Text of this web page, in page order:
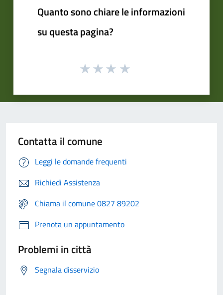
Quanto sono chiare le informazioni
su questa pagina?
Contatta il comune
Leggi le domande frequenti
Richiedi Assistenza
Chiama il comune 0827 89202
Prenota un appuntamento
Problemi in città
Segnala disservizio